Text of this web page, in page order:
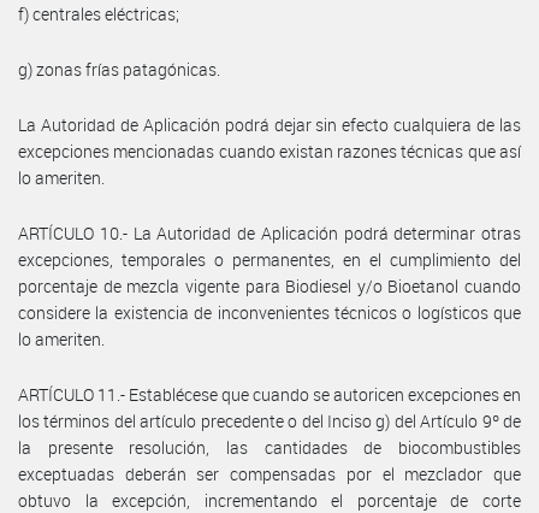
f) centrales eléctricas;
g) zonas frías patagónicas.
La Autoridad de Aplicación podrá dejar sin efecto cualquiera de las
excepciones mencionadas cuando existan razones técnicas que así
lo ameriten.
ARTÍCULO 10.- La Autoridad de Aplicación podrá determinar otras
excepciones, temporales o permanentes, en el cumplimiento del
porcentaje de mezcla vigente para Biodiesel y/o Bioetanol cuando
considere la existencia de inconvenientes técnicos o logísticos que
lo ameriten.
ARTÍCULO 11.- Establécese que cuando se autoricen excepciones en
los términos del artículo precedente o del Inciso g) del Artículo 9º de
la presente resolución, las cantidades de biocombustibles
exceptuadas deberán ser compensadas por el mezclador que
obtuvo la excepción, incrementando el porcentaje de corte